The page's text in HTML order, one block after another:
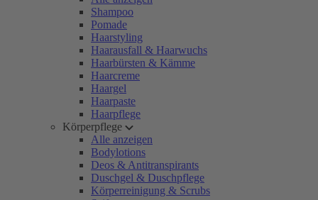
Shampoo
Pomade
Haarstyling
Haarausfall & Haarwuchs
Haarbürsten & Kämme
Haarcreme
Haargel
Haarpaste
Haarpflege
Körperpflege
Alle anzeigen
Bodylotions
Deos & Antitranspirants
Duschgel & Duschpflege
Körperreinigung & Scrubs